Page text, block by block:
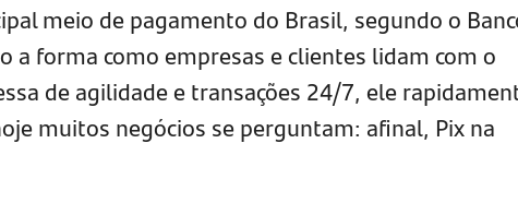
meio de pagamento do Brasil, segundo o
a forma como empresas e clientes lidam com o
de agilidade e transações 24/7, ele
muitos negócios se perguntam: afinal, Pix na